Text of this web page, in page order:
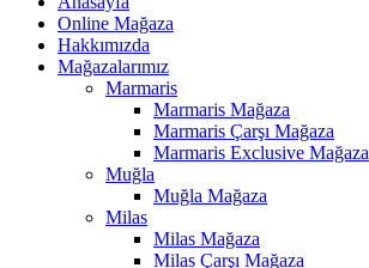
Online Mağaza
Hakkımızda
Mağazalarımız
Marmaris
Marmaris Mağaza
Marmaris Çarşı Mağaza
Marmaris Exclusive Mağaza
Muğla
Muğla Mağaza
Milas
Milas Mağaza
Milas Çarşı Mağaza